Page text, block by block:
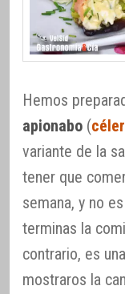
Hemos
apionabo (
variante de la
tener que
semana, y no
terminas la
contrario, es
mostraros la